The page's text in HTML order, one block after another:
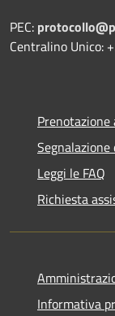
PEC:
Centralino Unico:
Leggi le FAQ
Richiesta
Informativa